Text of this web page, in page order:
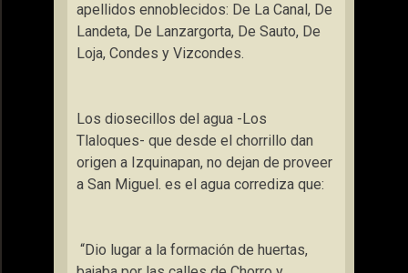
apellidos ennoblecidos: De La Canal, De
Landeta, De Lanzargorta, De Sauto, De
Loja, Condes y Vizcondes.
Los diosecillos del agua -Los
Tlaloques- que desde el chorrillo dan
origen a Izquinapan, no dejan de proveer
a San Miguel. es el agua corrediza que:
“Dio lugar a la formación de huertas,